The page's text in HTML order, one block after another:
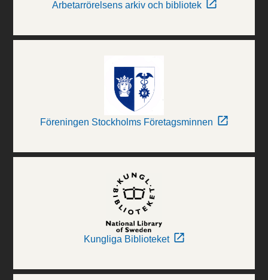
Arbetarrörelsens arkiv och bibliotek
Föreningen Stockholms Företagsminnen
Kungliga Biblioteket